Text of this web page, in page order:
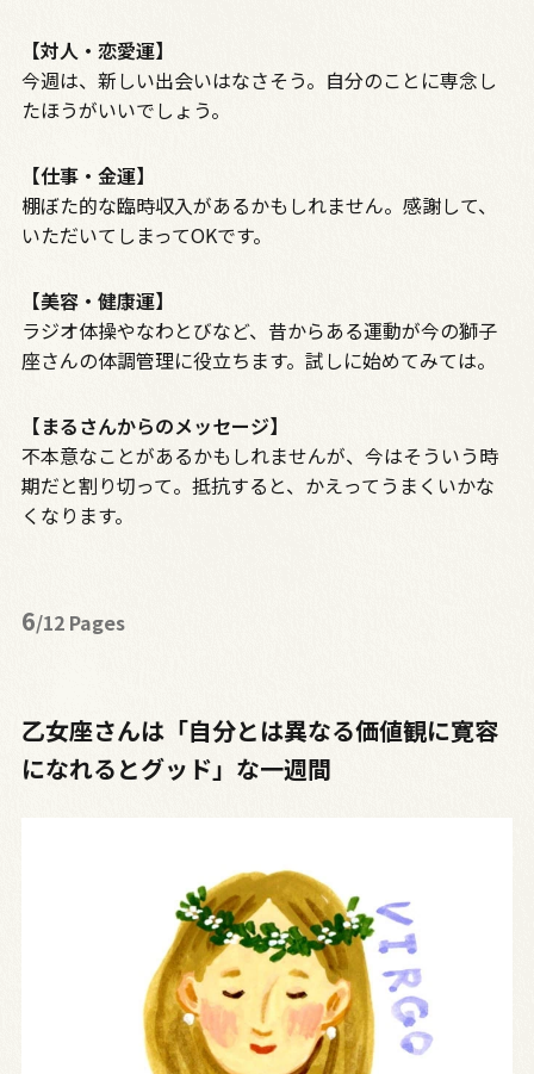
【対人・恋愛運】
今週は、新しい出会いはなさそう。自分のことに専念し
たほうがいいでしょう。
【仕事・金運】
棚ぼた的な臨時収入があるかもしれません。感謝して、
いただいてしまってOKです。
【美容・健康運】
ラジオ体操やなわとびなど、昔からある運動が今の獅子
座さんの体調管理に役立ちます。試しに始めてみては。
【まるさんからのメッセージ】
不本意なことがあるかもしれませんが、今はそういう時
期だと割り切って。抵抗すると、かえってうまくいかな
くなります。
6/12 Pages
乙女座さんは「自分とは異なる価値観に寛容
になれるとグッド」な一週間